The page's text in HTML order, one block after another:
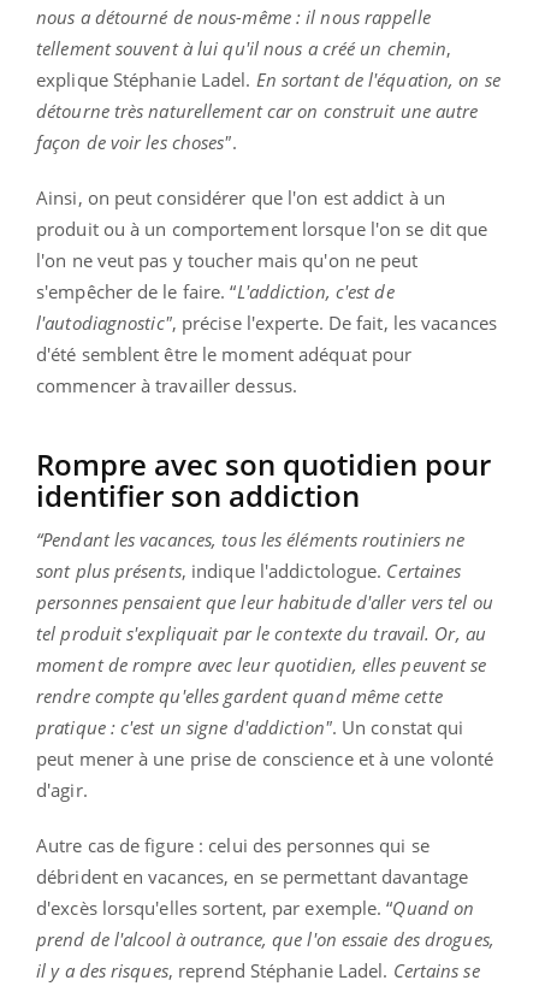
nous a détourné de nous-même : il nous rappelle
tellement souvent à lui qu'il nous a créé un chemin,
explique Stéphanie Ladel. En sortant de l'équation, on se
détourne très naturellement car on construit une autre
façon de voir les choses".
Ainsi, on peut considérer que l'on est addict à un
produit ou à un comportement lorsque l'on se dit que
l'on ne veut pas y toucher mais qu'on ne peut
s'empêcher de le faire. “L'addiction, c'est de
l'autodiagnostic", précise l'experte. De fait, les vacances
d'été semblent être le moment adéquat pour
commencer à travailler dessus.
Rompre avec son quotidien pour
identifier son addiction
“Pendant les vacances, tous les éléments routiniers ne
sont plus présents, indique l'addictologue. Certaines
personnes pensaient que leur habitude d'aller vers tel ou
tel produit s'expliquait par le contexte du travail. Or, au
moment de rompre avec leur quotidien, elles peuvent se
rendre compte qu'elles gardent quand même cette
pratique : c'est un signe d'addiction". Un constat qui
peut mener à une prise de conscience et à une volonté
d'agir.
Autre cas de figure : celui des personnes qui se
débrident en vacances, en se permettant davantage
d'excès lorsqu'elles sortent, par exemple. “Quand on
prend de l'alcool à outrance, que l'on essaie des drogues,
il y a des risques, reprend Stéphanie Ladel. Certains se